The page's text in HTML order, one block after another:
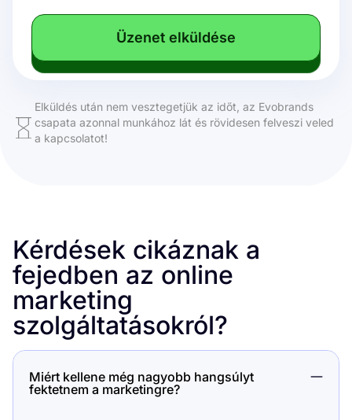
Üzenet elküldése
Elküldés után nem vesztegetjük az időt, az Evobrands
csapata azonnal munkához lát és rövidesen felveszi veled
a kapcsolatot!
Kérdések cikáznak a
fejedben az online
marketing
szolgáltatásokról?
Miért kellene még nagyobb hangsúlyt
fektetnem a marketingre?